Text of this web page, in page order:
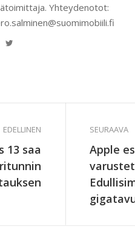
Yhteydenotot:
Website
EDELLINEN
13 saa
SEURAAVA
Apple